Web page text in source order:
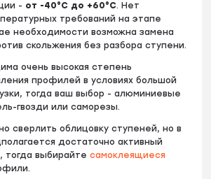
- от -40°С до +60°С. Нет
требований на этапе
необходимости возможна замена
скольжения без разбора ступени.
очень высокая степень
профилей в условиях большой
тогда ваш выбор - алюминиевые
гвозди или саморезы.
сверлить облицовку ступеней, но в
достаточно активный
тогда выбирайтесамоклеящиеся